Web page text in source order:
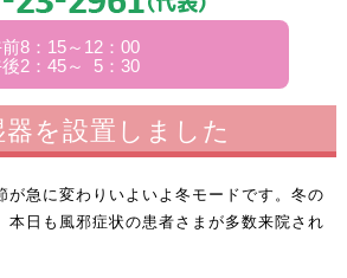
8：15～12：00
2：45～ 5：30
を設置しました
が急に変わりいよいよ冬モードです。冬の
本日も風邪症状の患者さまが多数来院され